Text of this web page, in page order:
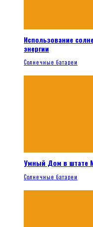
Использование
энергии
Солнечные батареи
Умный Дом в штате
Солнечные батареи